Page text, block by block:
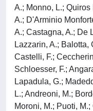
A.; Monno, L.;
A.; D'Arminio
A.; Castagna, A.; De
Lazzarin, A.; Balotta,
Castelli, F.;
Schloesser, F.;
Lapadula, G.;
L.; Andreoni, M.;
Moroni, M.; Puoti,